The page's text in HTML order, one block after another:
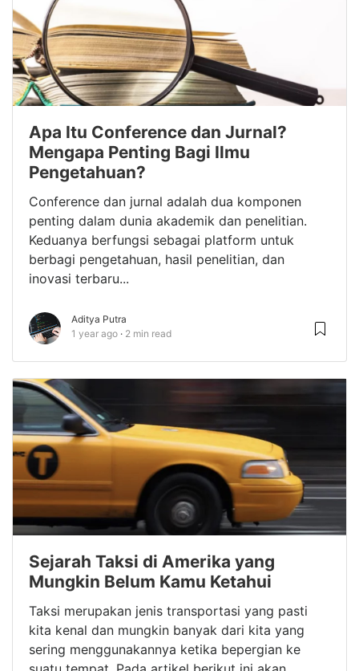
Apa Itu Conference dan Jurnal?
Mengapa Penting Bagi Ilmu
Pengetahuan?
Conference dan jurnal adalah dua komponen
penting dalam dunia akademik dan penelitian.
Keduanya berfungsi sebagai platform untuk
berbagi pengetahuan, hasil penelitian, dan
inovasi terbaru...
Aditya Putra
1 year ago
2 min read
Sejarah Taksi di Amerika yang
Mungkin Belum Kamu Ketahui
Taksi merupakan jenis transportasi yang pasti
kita kenal dan mungkin banyak dari kita yang
sering menggunakannya ketika bepergian ke